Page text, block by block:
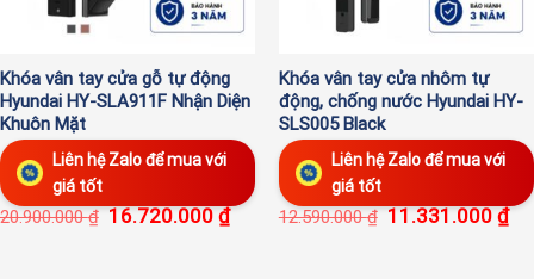
Khóa vân tay cửa gỗ tự động
Hyundai HY-SLA911F Nhận Diện
Khuôn Mặt
Liên hệ Zalo để mua với
giá tốt
20.900.000₫ 16.720.000₫
Khóa vân tay cửa nhôm tự
động, chống nước Hyundai HY-
SLS005 Black
Liên hệ Zalo để mua với
giá tốt
12.590.000₫ Giá
11.331.000₫Giá